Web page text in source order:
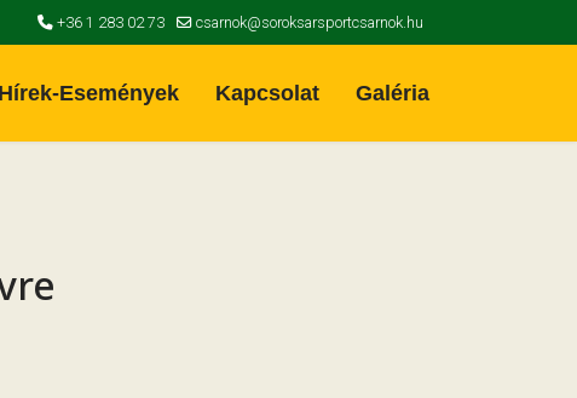
+36 1 283 02 73 csarnok@soroksarsportcsarnok.hu
Hírek-Események Kapcsolat Galéria